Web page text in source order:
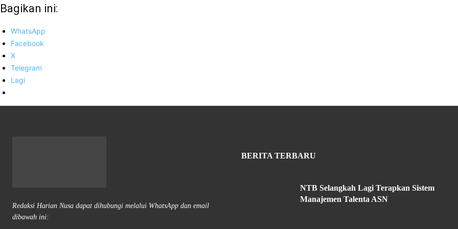
Bagikan ini:
WhatsApp
Facebook
X
Telegram
Lagi
Redaksi Harian Nusa dapat dihubungi melalui WhatsApp dan email
dibawah ini:
BERITA TERBARU
NTB Selangkah Lagi Terapkan Sistem
Manajemen Talenta ASN